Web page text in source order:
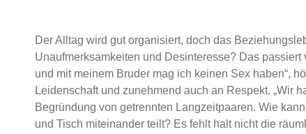
Der Alltag wird gut organisiert, doch das
Unaufmerksamkeiten und Desinteresse? Das
und mit meinem Bruder mag ich keinen Sex haben“,
Leidenschaft und zunehmend auch an Respekt. „Wir
Begründung von getrennten Langzeitpaaren. Wie
und Tisch miteinander teilt? Es fehlt halt nicht die